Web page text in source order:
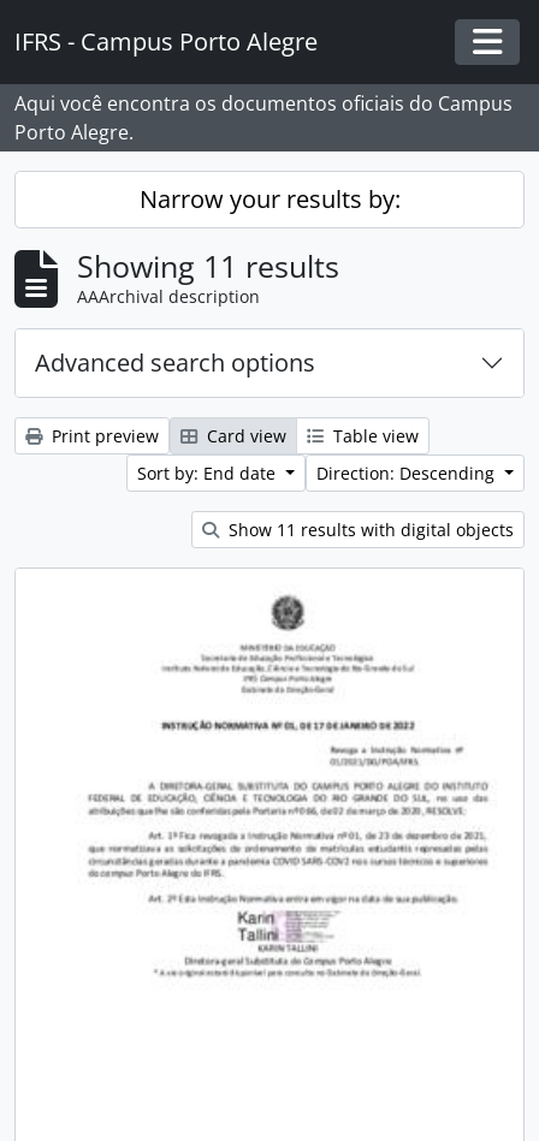
IFRS - Campus Porto Alegre
Aqui você encontra os documentos oficiais do Campus
Porto Alegre.
Narrow your results by:
Showing 11 results
AAArchival description
Advanced search options
Print preview Card view
Table view
Sort by: End date
Direction: Descending
Show 11 results with digital objects